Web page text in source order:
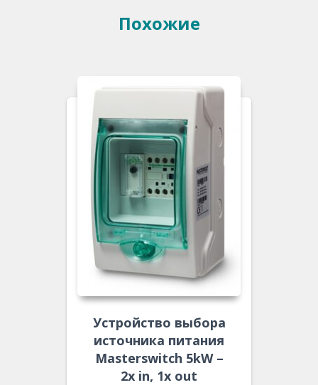
Похожие
Устройство выбора
источника питания
Masterswitch 5kW –
2x in, 1x out